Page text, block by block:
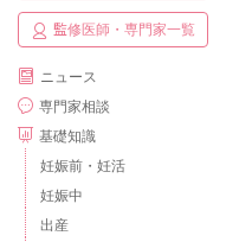
監修医師・専門家一覧
ニュース
専門家相談
基礎知識
妊娠前・妊活
妊娠中
出産